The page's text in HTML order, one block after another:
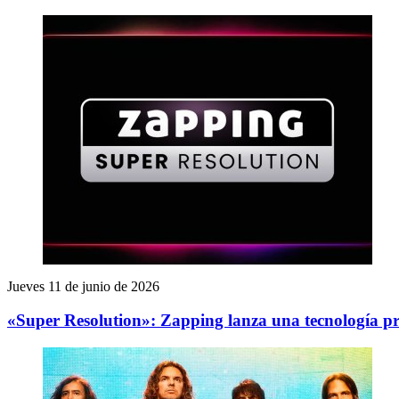
Jueves 11 de junio de 2026
«Super Resolution»: Zapping lanza una tecnología